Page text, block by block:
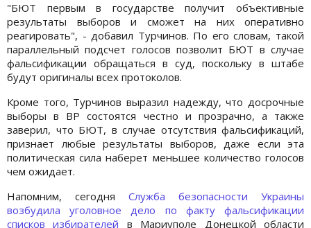
"БЮТ первым в государстве получит объективные
результаты выборов и сможет на них оперативно
реагировать", - добавил Турчинов. По его словам, такой
параллельный подсчет голосов позволит БЮТ в случае
фальсификации обращаться в суд, поскольку в штабе
будут оригиналы всех протоколов.
Кроме того, Турчинов выразил надежду, что досрочные
выборы в ВР состоятся честно и прозрачно, а также
заверил, что БЮТ, в случае отсутствия фальсификаций,
признает любые результаты выборов, даже если эта
политическая сила наберет меньшее количество голосов
чем ожидает.
Напомним, сегодня Служба безопасности Украины
возбудила уголовное дело по факту фальсификации
списков избирателей в Мариуполе Донецкой области